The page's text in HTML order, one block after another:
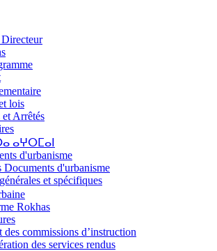
lois
et Arrêtés
ⴰⵖⵔⵎⴰⵏ
d'urbanisme
Documents d'urbanisme
et spécifiques
Rokhas
des commissions d’instruction
des services rendus